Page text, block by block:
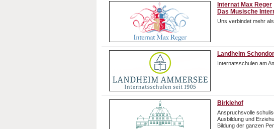
Internat Max Reger
Das Musische
Uns verbindet mehr
Landheim
Internatsschulen am
Birklehof
Anspruchsvolle
Ausbildung und
Bildung der ganzen